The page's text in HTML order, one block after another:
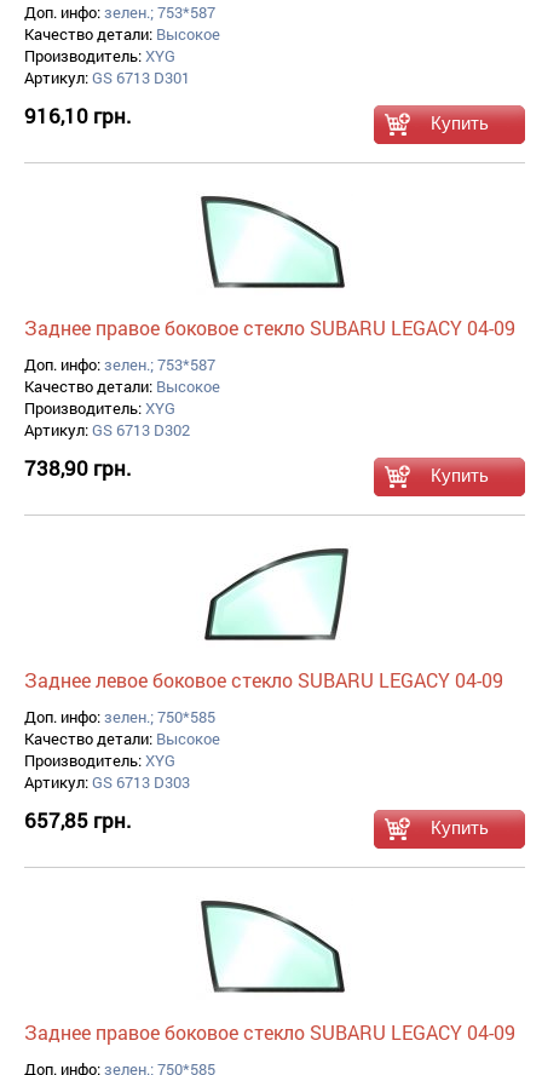
Доп. инфо:зелен.; 753*587
Качество детали: Высокое
Производитель:XYG
Артикул:GS 6713 D301
916,10 грн.
Заднее правое боковое стекло SUBARU LEGACY 04-09
Доп. инфо:зелен.; 753*587
Качество детали: Высокое
Производитель:XYG
Артикул:GS 6713 D302
738,90 грн.
Заднее левое боковое стекло SUBARU LEGACY 04-09
Доп. инфо:зелен.; 750*585
Качество детали: Высокое
Производитель:XYG
Артикул:GS 6713 D303
657,85 грн.
Заднее правое боковое стекло SUBARU LEGACY 04-09
Доп. инфо:зелен.; 750*585